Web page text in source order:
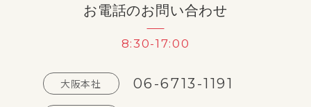
お電話のお問い合わせ
8:30-17:00
大阪本社 06-6713-1191